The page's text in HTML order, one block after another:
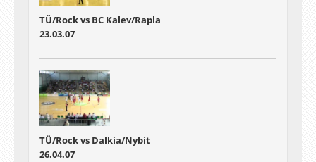
TÜ/Rock vs BC Kalev/Rapla
23.03.07
TÜ/Rock vs Dalkia/Nybit
26.04.07